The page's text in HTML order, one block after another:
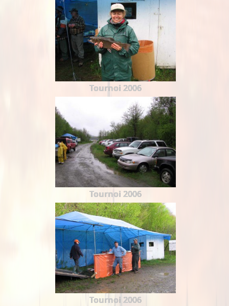
Tournoi 2006
Tournoi 2006
Tournoi 2006